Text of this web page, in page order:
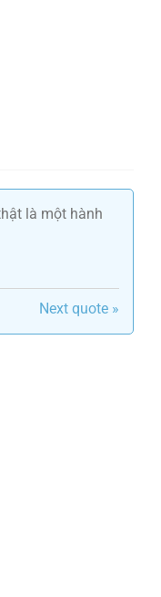
là một hành
Next quote »